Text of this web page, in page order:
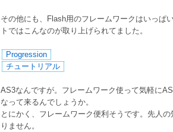
その他にも、Flash用のフレームワークはいっぱ
トではこんなのが取り上げられてました。
Progression
チュートリアル
AS3なんですが。フレームワーク使って気軽に
なって来るんでしょうか。
とにかく、フレームワーク便利そうです。先人
りません。